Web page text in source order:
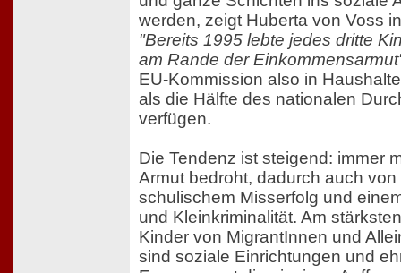
werden, zeigt Huberta von Voss
"Bereits 1995 lebte jedes dritte
am Rande der
EU-Kommission also in
als die Hälfte des nationalen
verfügen.
Die Tendenz ist steigend: immer
Armut bedroht, dadurch auch von
schulischem Misserfolg und
und Kleinkriminalität. Am
Kinder von MigrantInnen und
sind soziale Einrichtungen und